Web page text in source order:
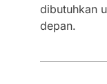
dibutuhkan
depan.